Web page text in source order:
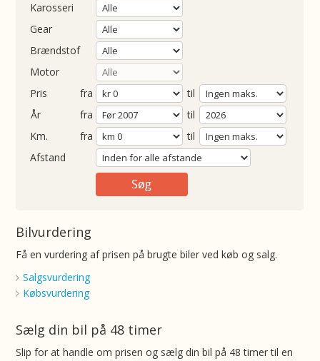
Karosseri
Gear
Brændstof
Motor
Pris
fra
til
fra
til
fra
til
Afstand
Bilvurdering
Få en vurdering af prisen på brugte biler ved køb og salg.
Salgsvurdering
Købsvurdering
Sælg din bil på 48 timer
Slip for at handle om prisen og sælg din bil på 48 timer til en